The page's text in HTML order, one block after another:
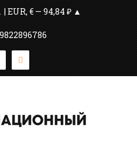
| EUR, € — 94,84 ₽ ▲